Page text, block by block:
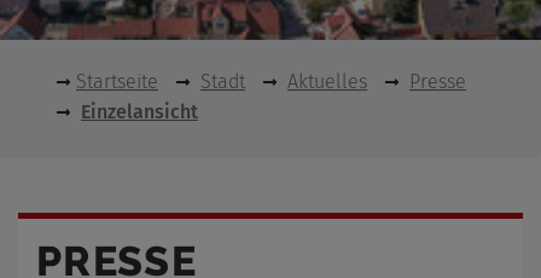
Startseite Stadt Aktuelles
Presse
Einzelansicht
PRESSE